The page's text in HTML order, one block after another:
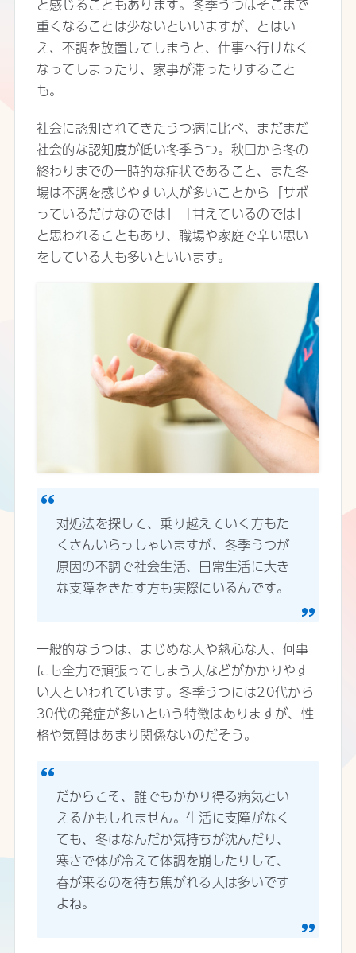
と感じることもあります。冬季うつはそこまで
重くなることは少ないといいますが、とはい
え、不調を放置してしまうと、仕事へ行けなく
なってしまったり、家事が滞ったりすること
も。
社会に認知されてきたうつ病に比べ、まだまだ
社会的な認知度が低い冬季うつ。秋口から冬の
終わりまでの一時的な症状であること、また冬
場は不調を感じやすい人が多いことから「サボ
っているだけなのでは」「甘えているのでは」
と思われることもあり、職場や家庭で辛い思い
をしている人も多いといいます。
対処法を探して、乗り越えていく方もた
くさんいらっしゃいますが、冬季うつが
原因の不調で社会生活、日常生活に大き
な支障をきたす方も実際にいるんです。
一般的なうつは、まじめな人や熱心な人、何事
にも全力で頑張ってしまう人などがかかりやす
い人といわれています。冬季うつには20代から
30代の発症が多いという特徴はありますが、性
格や気質はあまり関係ないのだそう。
だからこそ、誰でもかかり得る病気とい
えるかもしれません。生活に支障がなく
ても、冬はなんだか気持ちが沈んだり、
寒さで体が冷えて体調を崩したりして、
春が来るのを待ち焦がれる人は多いです
よね。